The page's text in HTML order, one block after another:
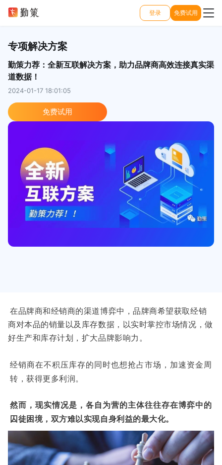
登录 免费试用
专项解决方案
勤策力荐：全新互联解决方案，助力品牌商高效连接真实渠
道数据！
2024-01-17 18:01:05
免费试用
在品牌商和经销商的渠道博弈中，品牌商希望获取经销
商对本品的销量以及库存数据，以实时掌控市场情况，做
好生产和库存计划，扩大品牌影响力。
经销商在不积压库存的同时也想抢占市场，加速资金周
转，获得更多利润。
然而，现实情况是，各自为营的主体往往存在博弈中的
囚徒困境，双方难以实现自身利益的最大化。